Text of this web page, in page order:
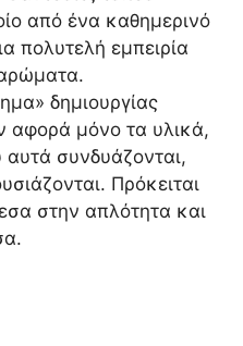
από ένα καθημερινό
πολυτελή εμπειρία
δημιουργίας
αφορά μόνο τα υλικά,
συνδυάζονται,
Πρόκειται
στην απλότητα και